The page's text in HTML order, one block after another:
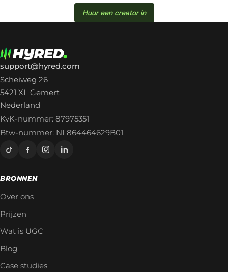
Huur een creator in
support@hyred.com
Scheiweg 26
5421 XL Gemert
Nederland
KvK-nummer: 87975351
Btw-nummer: NL864464629B01
BRONNEN
Over ons
Prijzen
Wat is UGC
Blog
Case studies